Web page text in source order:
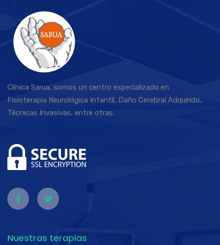
Clínica Sarua, somos un centro especializado en
Fisioterapia Neurológica Infantil, Daño Cerebral Adquirido,
Técnicas Invasivas, entre otras.
Nuestras terapias